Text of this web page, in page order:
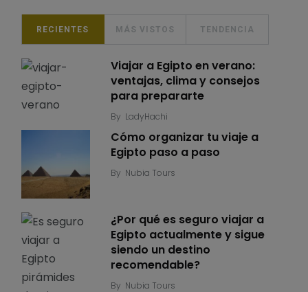
RECIENTES MÁS VISTOS TENDENCIA
Viajar a Egipto en verano:
ventajas, clima y consejos
para prepararte
By LadyHachi
Cómo organizar tu viaje a
Egipto paso a paso
By Nubia Tours
¿Por qué es seguro viajar a
Egipto actualmente y sigue
siendo un destino
recomendable?
By Nubia Tours